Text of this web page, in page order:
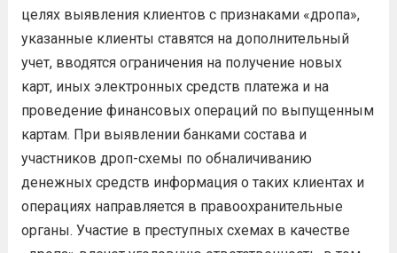
целях выявления клиентов с признаками «дропа»,
указанные клиенты ставятся на дополнительный
учет, вводятся ограничения на получение новых
карт, иных электронных средств платежа и на
проведение финансовых операций по выпущенным
картам. При выявлении банками состава и
участников дроп-схемы по обналичиванию
денежных средств информация о таких клиентах и
операциях направляется в правоохранительные
органы. Участие в преступных схемах в качестве